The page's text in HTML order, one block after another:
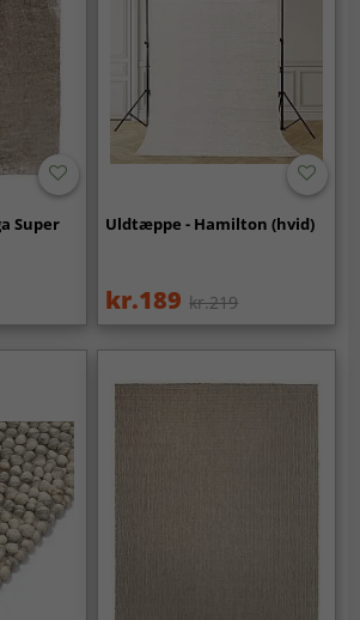
Super
Uldtæppe - Hamilton (hvid)
kr.189 kr.219